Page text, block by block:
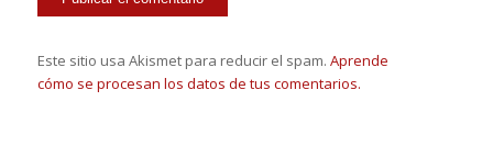
Este sitio usa Akismet para reducir el spam. Aprende
cómo se procesan los datos de tus comentarios.